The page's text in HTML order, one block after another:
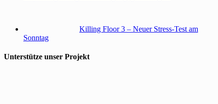
Killing Floor 3 – Neuer Stress-Test am
Sonntag
Unterstütze unser Projekt